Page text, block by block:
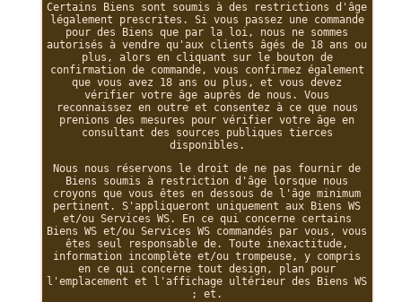
Certains Biens sont soumis à des restrictions d'âge
légalement prescrites. Si vous passez une commande
pour des Biens que par la loi, nous ne sommes
autorisés à vendre qu'aux clients âgés de 18 ans ou
plus, alors en cliquant sur le bouton de
confirmation de commande, vous confirmez également
que vous avez 18 ans ou plus, et vous devez
vérifier votre âge auprès de nous. Vous
reconnaissez en outre et consentez à ce que nous
prenions des mesures pour vérifier votre âge en
consultant des sources publiques tierces
disponibles.
Nous nous réservons le droit de ne pas fournir de
Biens soumis à restriction d'âge lorsque nous
croyons que vous êtes en dessous de l'âge minimum
pertinent. S'appliqueront uniquement aux Biens WS
et/ou Services WS. En ce qui concerne certains
Biens WS et/ou Services WS commandés par vous, vous
êtes seul responsable de. Toute inexactitude,
information incomplète et/ou trompeuse, y compris
en ce qui concerne tout design, plan pour
l'emplacement et l'affichage ultérieur des Biens WS
; et.